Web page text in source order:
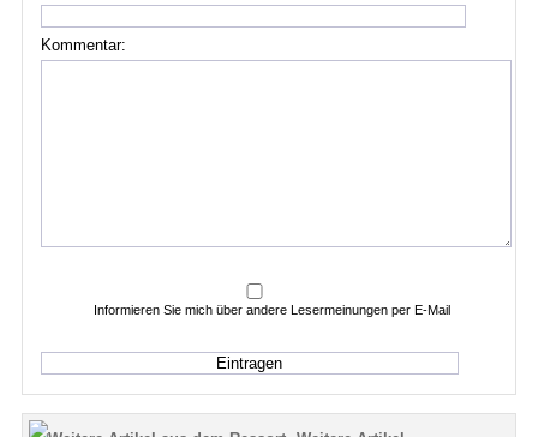
Kommentar:
Informieren Sie mich über andere Lesermeinungen per E-Mail